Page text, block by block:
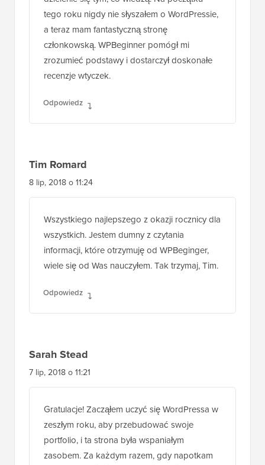
tego roku nigdy nie słyszałem o WordPressie,
a teraz mam fantastyczną stronę
członkowską. WPBeginner pomógł mi
zrozumieć podstawy i dostarczył doskonałe
recenzje wtyczek.
Odpowiedz
Tim Romard
8 lip, 2018 o 11:24
Wszystkiego najlepszego z okazji rocznicy dla
wszystkich. Jestem dumny z czytania
informacji, które otrzymuję od WPBeginger,
wiele się od Was nauczyłem. Tak trzymaj, Tim.
Odpowiedz
Sarah Stead
7 lip, 2018 o 11:21
Gratulacje! Zacząłem uczyć się WordPressa w
zeszłym roku, aby przebudować swoje
portfolio, i ta strona była wspaniałym
zasobem. Za każdym razem, gdy napotkam